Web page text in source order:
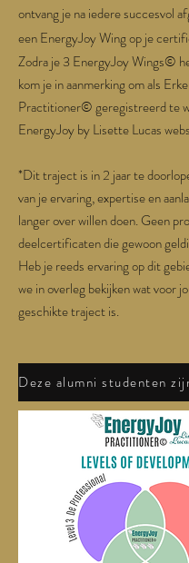
ontvang je na iedere succesvol
een EnergyJoy Wing op je
Zodra je 3 EnergyJoy Wings©
kom je in aanmerking om als
Practitioner© geregistreerd te
EnergyJoy by Lisette Lucas
*Dit traject is in 2 jaar te
van je ervaring, expertise en
langer over willen doen. Geen
deelcertificaten die gewoon
Heb je reeds ervaring op dit
we in overleg bekijken wat voor
geschikte traject is.